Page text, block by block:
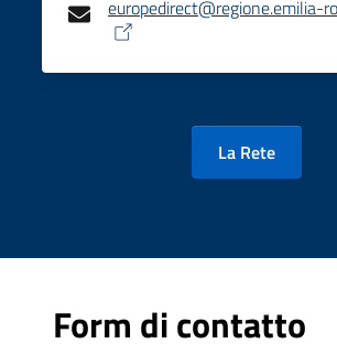
europedirect@regione.emilia-
La Rete
Form di contatto